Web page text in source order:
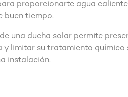
proporcionarte agua
buen tiempo.
una ducha solar permite
y limitar su tratamiento químico
instalación.